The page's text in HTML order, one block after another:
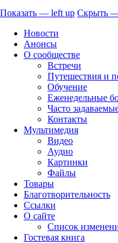
up
Показать — left up Скрыть
Новости
Анонсы
О сообществе
Встречи
Путешествия и
Обучение
Еженедельные
Часто
Контакты
Мультимедия
Видео
Аудио
Картинки
Файлы
Товары
Благотворительность
Ссылки
О сайте
Список
Гостевая книга